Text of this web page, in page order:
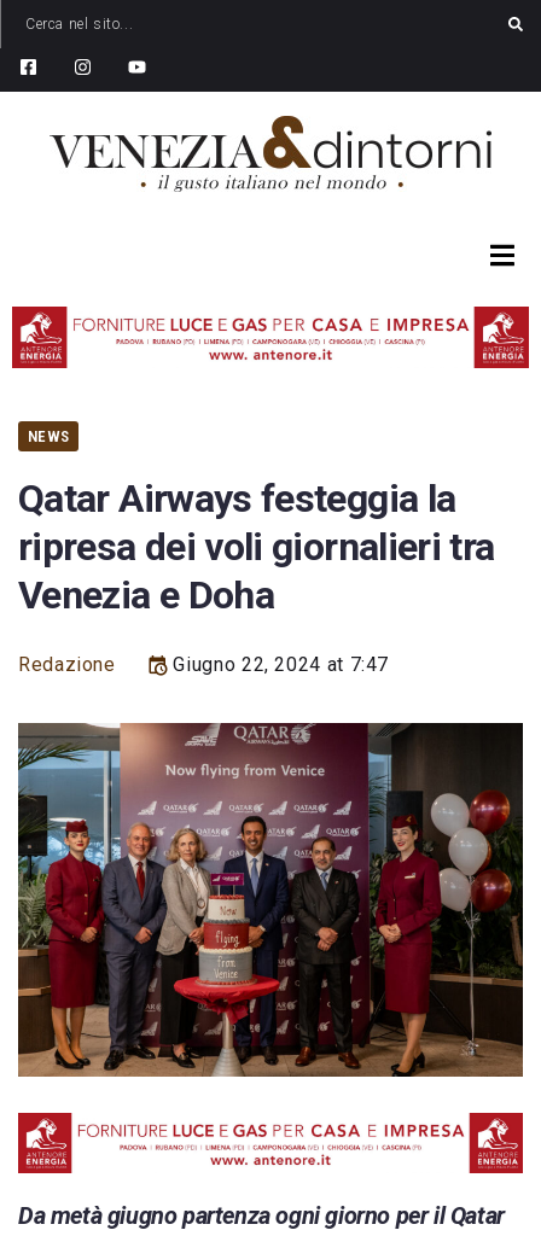
NEWS
Qatar Airways festeggia la
ripresa dei voli giornalieri tra
Venezia e Doha
Redazione Giugno 22, 2024 at 7:47
Da metà giugno partenza ogni giorno per il Qatar